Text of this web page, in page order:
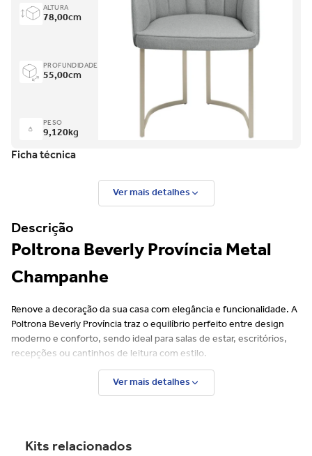
ALTURA
78,00cm
PROFUNDIDADE
55,00cm
PESO
9,120kg
Ficha técnica
Ver mais detalhes
Descrição
Poltrona Beverly Província Metal
Champanhe
Renove a decoração da sua casa com elegância e funcionalidade. A
Poltrona Beverly Província traz o equilíbrio perfeito entre design
moderno e conforto, sendo ideal para salas de estar, escritórios,
recepções ou cantinhos de leitura com estilo.
cor champanhe
Ver mais detalhes
Kits relacionados